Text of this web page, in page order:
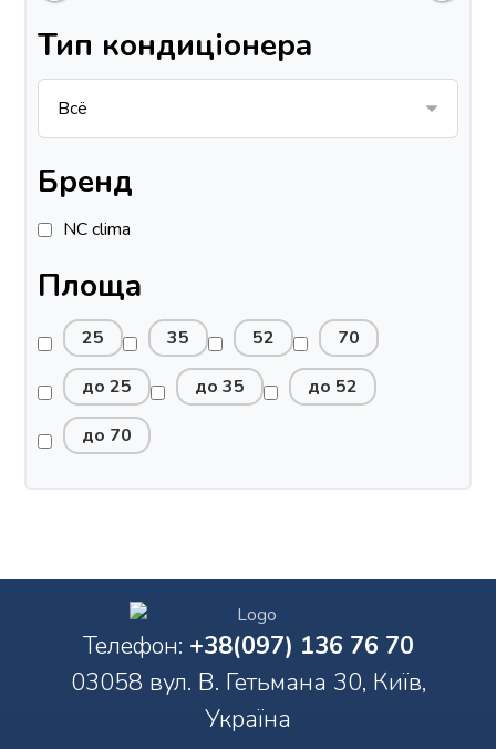
Тип кондиціонера
Бренд
NC clima
Площа
25 35 52
70
до 25
до 35
до 52
до 70
Телефон: +38(097) 136 76 70
03058 вул. В. Гетьмана 30, Київ,
Україна